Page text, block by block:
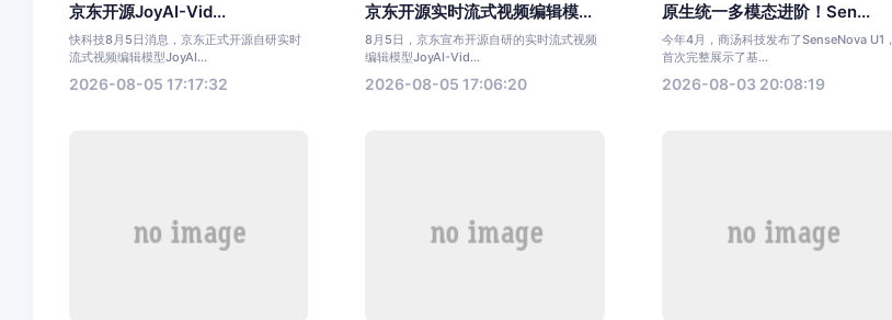
京东开源JoyAI-Vid...
快科技8月5日消息，京东正式开源自研实时
流式视频编辑模型JoyAI...
2026-08-05 17:17:32
京东开源实时流式视频编辑模...
8月5日，京东宣布开源自研的实时流式视频
编辑模型JoyAI-Vid...
2026-08-05 17:06:20
原生统一多模态进阶！Sen...
今年4月，商汤科技发布了SenseNova U1，
首次完整展示了基...
2026-08-03 20:08:19